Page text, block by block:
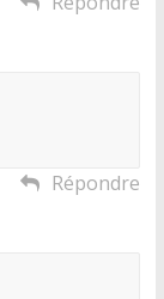
Répondre